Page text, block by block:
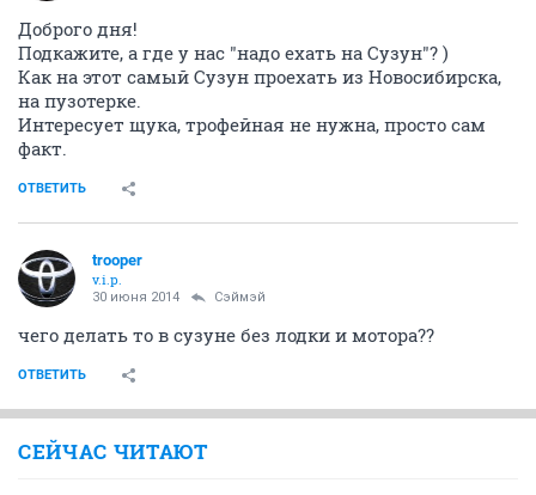
Доброго дня!
Подкажите, а где у нас "надо ехать на Сузун"? )
Как на этот самый Сузун проехать из Новосибирска,
на пузотерке.
Интересует щука, трофейная не нужна, просто сам
факт.
ОТВЕТИТЬ
trooper
v.i.p.
30 июня 2014 Сэймэй
чего делать то в сузуне без лодки и мотора??
ОТВЕТИТЬ
СЕЙЧАС ЧИТАЮТ